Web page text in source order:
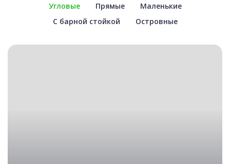
Угловые Прямые
Маленькие
С барной стойкой
Островные